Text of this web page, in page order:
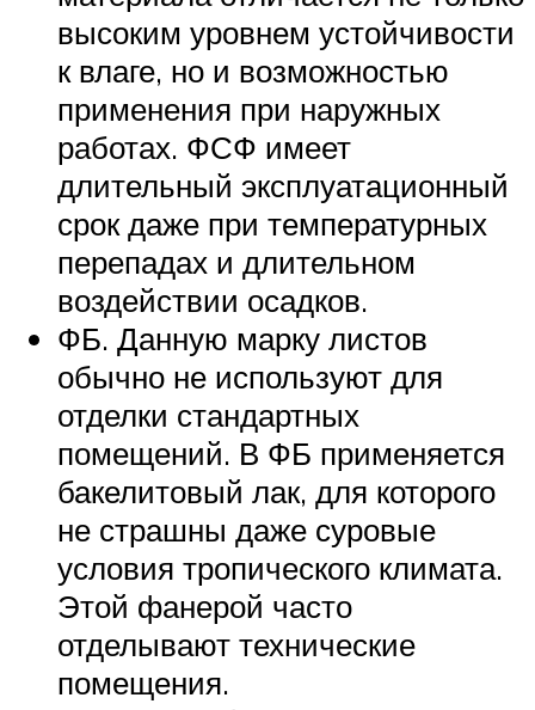
высоким уровнем устойчивости
к влаге, но и возможностью
применения при наружных
работах. ФСФ имеет
длительный эксплуатационный
срок даже при температурных
перепадах и длительном
воздействии осадков.
ФБ. Данную марку листов
обычно не используют для
отделки стандартных
помещений. В ФБ применяется
бакелитовый лак, для которого
не страшны даже суровые
условия тропического климата.
Этой фанерой часто
отделывают технические
помещения.